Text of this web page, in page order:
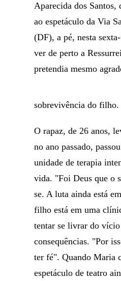
Aparecida dos Santos,
ao espetáculo da Via
(DF), a pé, nesta
ver de perto a
pretendia mesmo
sobrevivência do filho.
O rapaz, de 26 anos,
no ano passado,
unidade de terapia
vida. "Foi Deus que o
se. A luta ainda está
filho está em uma
tentar se livrar do vício
consequências. "Por
ter fé". Quando Maria
espetáculo de teatro